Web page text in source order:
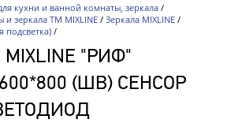
кухни и ванной комнаты, зеркала/
зеркала ТМ MIXLINE/ Зеркала MIXLINE/
подсветка)/
"РИФ"
(ШВ) СЕНСОР